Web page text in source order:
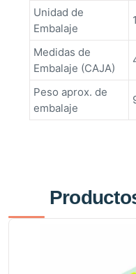
Unidad de
Embalaje
Medidas de
Embalaje (CAJA)
Peso aprox. de
embalaje